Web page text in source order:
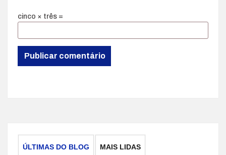
cinco × três =
ÚLTIMAS DO BLOG MAIS LIDAS